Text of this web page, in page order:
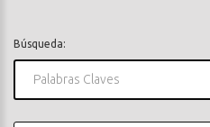
Búsqueda: